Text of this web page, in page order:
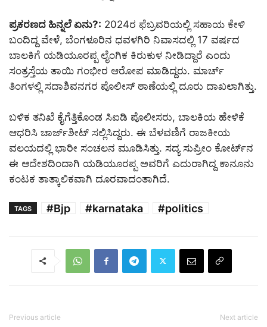
ಪ್ರಕರಣದ ಹಿನ್ನಲೆ ಏನು?: 2024ರ ಫೆಬ್ರವರಿಯಲ್ಲಿ ಸಹಾಯ ಕೇಳಿ
ಬಂದಿದ್ದ ವೇಳೆ, ಬೆಂಗಳೂರಿನ ಧವಳಗಿರಿ ನಿವಾಸದಲ್ಲಿ 17 ವರ್ಷದ
ಬಾಲಕಿಗೆ ಯಡಿಯೂರಪ್ಪ ಲೈಂಗಿಕ ಕಿರುಕುಳ ನೀಡಿದ್ದಾರೆ ಎಂದು
ಸಂತ್ರಸ್ತೆಯ ತಾಯಿ ಗಂಭೀರ ಆರೋಪ ಮಾಡಿದ್ದರು. ಮಾರ್ಚ್
ತಿಂಗಳಲ್ಲಿ ಸದಾಶಿವನಗರ ಪೊಲೀಸ್ ಠಾಣೆಯಲ್ಲಿ ದೂರು ದಾಖಲಾಗಿತ್ತು.
ಬಳಿಕ ತನಿಖೆ ಕೈಗೆತ್ತಿಕೊಂಡ ಸಿಐಡಿ ಪೊಲೀಸರು, ಬಾಲಕಿಯ ಹೇಳಿಕೆ
ಆಧರಿಸಿ ಚಾರ್ಜ್‌ಶೀಟ್ ಸಲ್ಲಿಸಿದ್ದರು. ಈ ಬೆಳವಣಿಗೆ ರಾಜಕೀಯ
ವಲಯದಲ್ಲಿ ಭಾರೀ ಸಂಚಲನ ಮೂಡಿಸಿತ್ತು. ಸದ್ಯ ಸುಪ್ರೀಂ ಕೋರ್ಟ್‌ನ
ಈ ಆದೇಶದಿಂದಾಗಿ ಯಡಿಯೂರಪ್ಪ ಅವರಿಗೆ ಎದುರಾಗಿದ್ದ ಕಾನೂನು
ಕಂಟಕ ತಾತ್ಕಾಲಿಕವಾಗಿ ದೂರವಾದಂತಾಗಿದೆ.
TAGS #Bjp #karnataka #politics
Previous article Next article